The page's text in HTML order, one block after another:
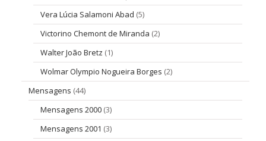
Vera Lúcia Salamoni Abad (5)
Victorino Chemont de Miranda (2)
Walter João Bretz (1)
Wolmar Olympio Nogueira Borges (2)
Mensagens (44)
Mensagens 2000 (3)
Mensagens 2001 (3)